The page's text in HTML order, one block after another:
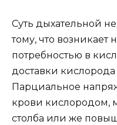
Суть дыхательной
тому, что возникает
потребностью в
доставки
Парциальное
крови кислородом,
столба или же